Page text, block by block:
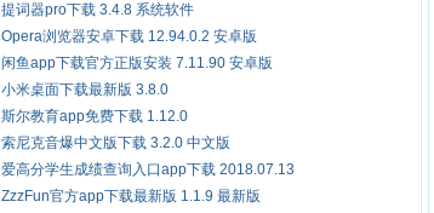
提词器pro下载 3.4.8 系统软件
Opera浏览器安卓下载 12.94.0.2 安卓版
闲鱼app下载官方正版安装 7.11.90 安卓版
小米桌面下载最新版 3.8.0
斯尔教育app免费下载 1.12.0
索尼克音爆中文版下载 3.2.0 中文版
爱高分学生成绩查询入口app下载 2018.07.13
ZzzFun官方app下载最新版 1.1.9 最新版